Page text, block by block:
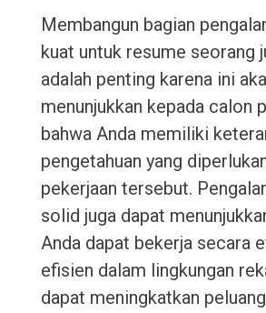
Membangun bagian
kuat untuk resume seorang
adalah penting karena ini
menunjukkan kepada calon
bahwa Anda memiliki
pengetahuan yang
pekerjaan tersebut.
solid juga dapat
Anda dapat bekerja secara
efisien dalam lingkungan
dapat meningkatkan